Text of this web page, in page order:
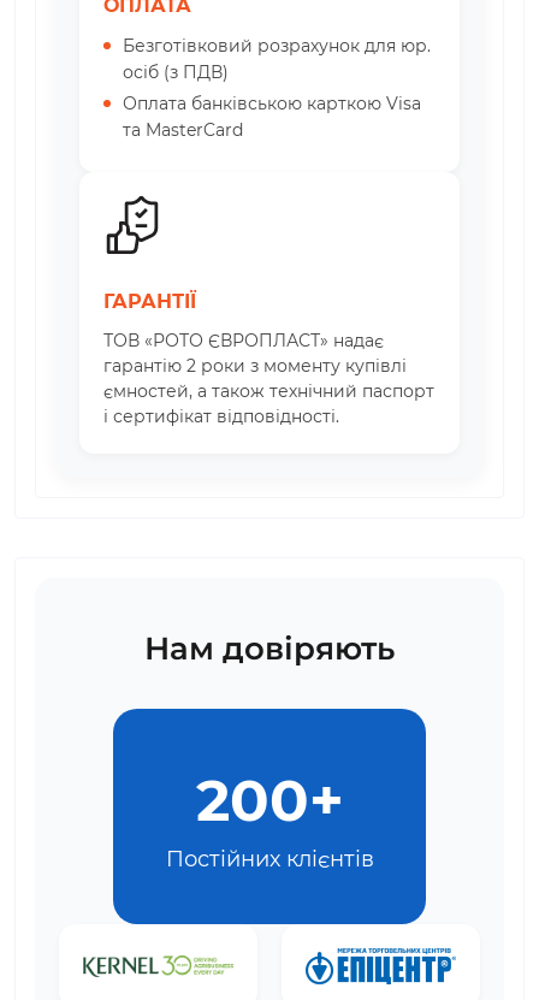
ОПЛАТА
Безготівковий розрахунок для юр.
осіб (з ПДВ)
Оплата банківською карткою Visa
та MasterCard
ГАРАНТІЇ
ТОВ «РОТО ЄВРОПЛАСТ» надає
гарантію 2 роки з моменту купівлі
ємностей, а також технічний паспорт
і сертифікат відповідності.
Нам довіряють
200+
Постійних клієнтів